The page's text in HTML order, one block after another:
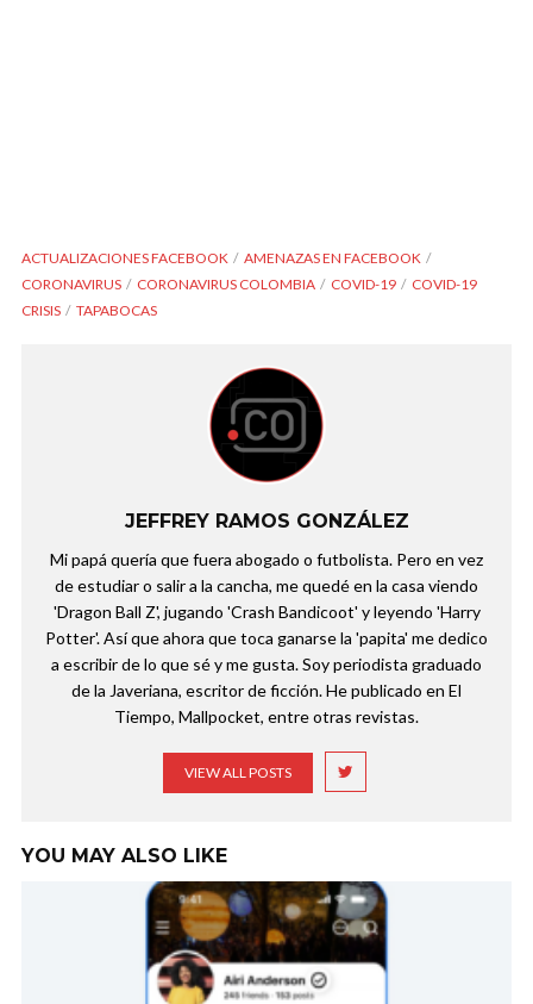
ACTUALIZACIONES FACEBOOK
AMENAZAS EN FACEBOOK
CORONAVIRUS
CORONAVIRUS COLOMBIA COVID-19
COVID-19
CRISIS
TAPABOCAS
JEFFREY RAMOS GONZÁLEZ
Mi papá quería que fuera abogado o futbolista. Pero en vez
de estudiar o salir a la cancha, me quedé en la casa viendo
'Dragon Ball Z', jugando 'Crash Bandicoot' y leyendo 'Harry
Potter'. Así que ahora que toca ganarse la 'papita' me dedico
a escribir de lo que sé y me gusta. Soy periodista graduado
de la Javeriana, escritor de ficción. He publicado en El
Tiempo, Mallpocket, entre otras revistas.
VIEW ALL POSTS
YOU MAY ALSO LIKE